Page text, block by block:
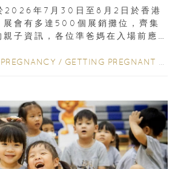
2026年7月30日至8月2日於香港
展會有多達500個展銷攤位，齊集
子資訊，各位準爸媽在入場前應
PREGNANCY / GETTING PREGNANT